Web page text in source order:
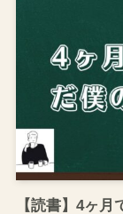
【読書】4ヶ